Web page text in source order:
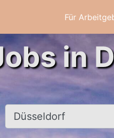
Für
in
Ort, Stadt